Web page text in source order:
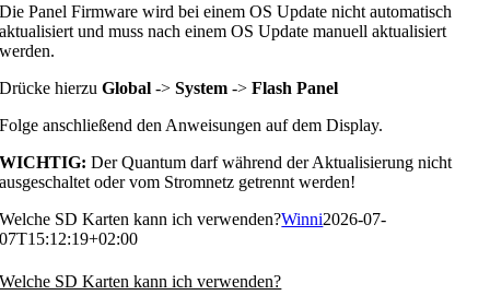
Die Panel Firmware wird bei einem OS Update nicht automatisch
aktualisiert und muss nach einem OS Update manuell aktualisiert
werden.
Drücke hierzuGlobal->System->Flash Panel
Folge anschließend den Anweisungen auf dem Display.
WICHTIG:Der Quantum darf während der Aktualisierung nicht
ausgeschaltet oder vom Stromnetz getrennt werden!
Welche SD Karten kann ich verwenden?Winni2026-07-
07T15:12:19+02:00
Welche SD Karten kann ich verwenden?